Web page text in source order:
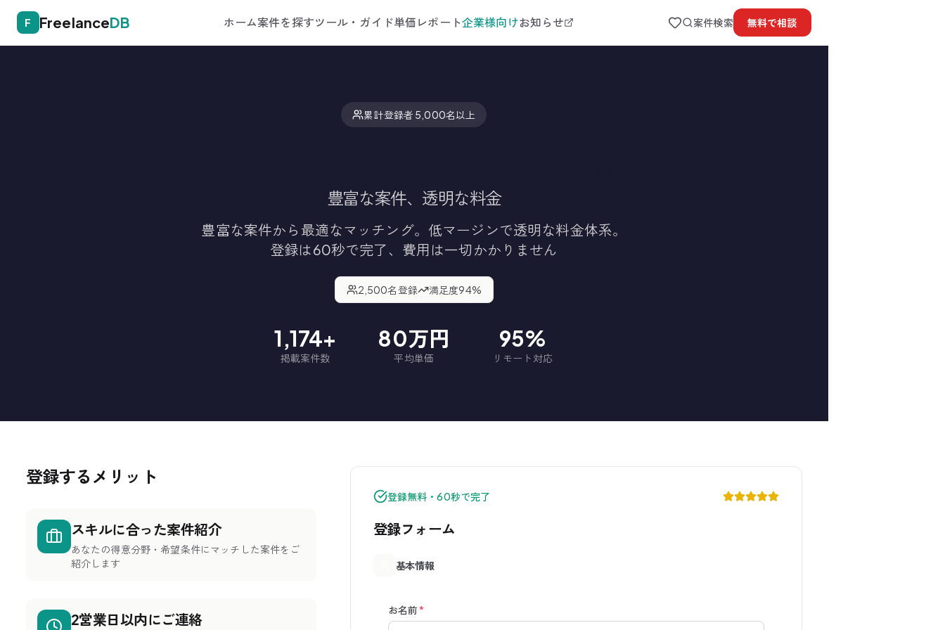
F FreelanceDB ホーム案件を探すツール・ガイド単価レポート企業様向けお知らせ 案件検索 無料で相談
累計登録者 5,000名以上
豊富な案件、透明な料金
豊富な案件から最適なマッチング。低マージンで透明な料金体系。
登録は60秒で完了、費用は一切かかりません
2,500名登録 満足度94%
1,174+
掲載案件数
80万円
平均単価
95%
リモート対応
登録無料・60秒で完了
登録フォーム
基本情報
お名前*
登録するメリット
スキルに合った案件紹介
あなたの得意分野・希望条件にマッチした案件をご
紹介します
2営業日以内にご連絡